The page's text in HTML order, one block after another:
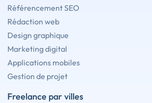
Référencement SEO
Rédaction web
Design graphique
Marketing digital
Applications mobiles
Gestion de projet
Freelance par villes